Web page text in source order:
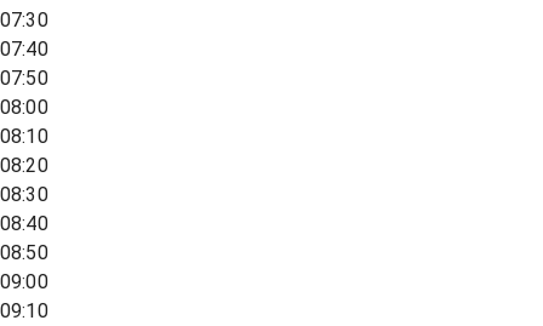
07:30
07:40
07:50
08:00
08:10
08:20
08:30
08:40
08:50
09:00
09:10